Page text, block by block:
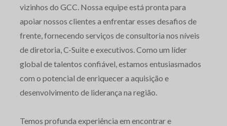
vizinhos do GCC. Nossa equipe está pronta para
apoiar nossos clientes a enfrentar esses desafios de
frente, fornecendo serviços de consultoria nos níveis
de diretoria, C-Suite e executivos. Como um líder
global de talentos confiável, estamos entusiasmados
com o potencial de enriquecer a aquisição e
desenvolvimento de liderança na região.
Temos profunda experiência em encontrar e